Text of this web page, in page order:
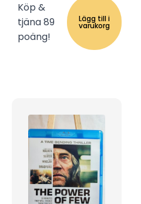
Köp &
tjäna 89
poäng!
Lägg till i
varukorg